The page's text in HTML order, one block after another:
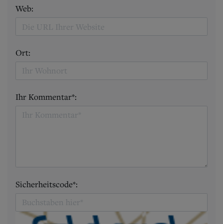
Web:
Ort:
Ihr Kommentar*:
Sicherheitscode*: